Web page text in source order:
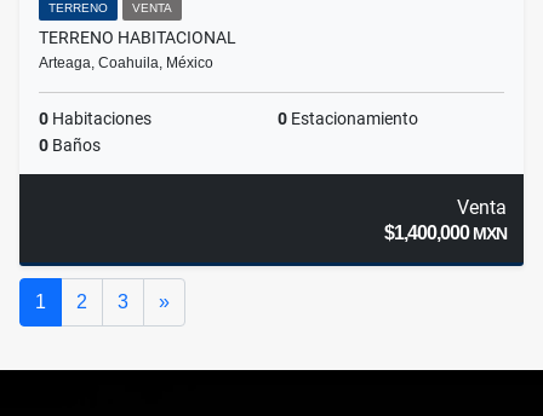
TERRENO VENTA
TERRENO HABITACIONAL
Arteaga, Coahuila, México
0 Habitaciones 0 Estacionamiento
0 Baños
Venta
$1,400,000MXN
1 2 3 »Siguiente